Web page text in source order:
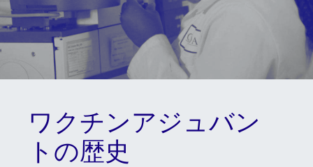
ワクチンアジュバン
トの歴史